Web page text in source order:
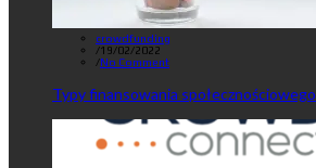
crowdfunding
/19/02/2022
/No Comment
Typy finansowania społecznościowego